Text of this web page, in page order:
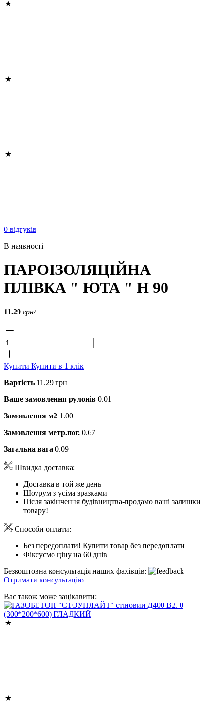
0 відгуків
В наявності
ПАРОІЗОЛЯЦІЙНА
ПЛІВКА " ЮТА " Н 90
11.29 грн/
Купити Купити в 1 клік
Вартість 11.29 грн
Ваше замовлення рулонів 0.01
Замовлення м2 1.00
Замовлення метр.пог. 0.67
Загальна вага 0.09
Швидка доставка:
Доставка в той же день
Шоурум з усіма зразками
Після закінчення будівництва-продамо ваші залишки
товару!
Способи оплати:
Без передоплати! Купити товар без передоплати
Фіксуємо ціну на 60 днів
Безкоштовна консультація наших фахівців:
Отримати консультацію
Вас також може зацікавити: